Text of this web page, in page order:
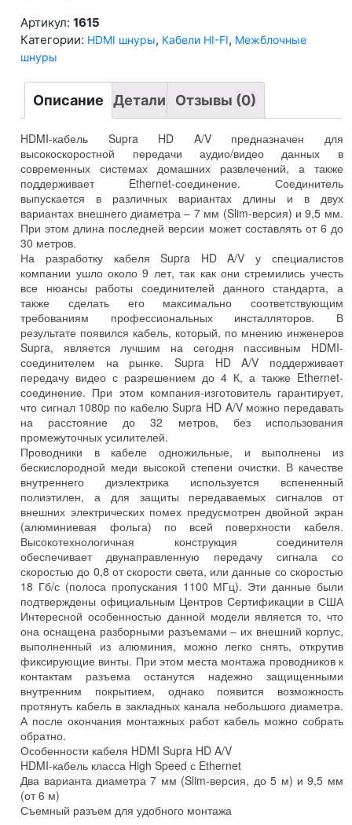
HD
A/V
10
м
Артикул:1615
Категории: HDMI шнуры, Кабели HI-FI, Межблочные
шнуры
Описание Детали Отзывы (0)
HDMI-кабель Supra HD A/V предназначен для
высокоскоростной передачи аудио/видео данных в
современных системах домашних развлечений, а также
поддерживает Ethernet-соединение. Соединитель
выпускается в различных вариантах длины и в двух
вариантах внешнего диаметра – 7 мм (Slim-версия) и 9,5 мм.
При этом длина последней версии может составлять от 6 до
30 метров.
На разработку кабеля Supra HD A/V у специалистов
компании ушло около 9 лет, так как они стремились учесть
все нюансы работы соединителей данного стандарта, а
также сделать его максимально соответствующим
требованиям профессиональных инсталляторов. В
результате появился кабель, который, по мнению инженеров
Supra, является лучшим на сегодня пассивным HDMI-
соединителем на рынке. Supra HD A/V поддерживает
передачу видео с разрешением до 4 К, а также Ethernet-
соединение. При этом компания-изготовитель гарантирует,
что сигнал 1080p по кабелю Supra HD A/V можно передавать
на расстояние до 32 метров, без использования
промежуточных усилителей.
Проводники в кабеле одножильные, и выполнены из
бескислородной меди высокой степени очистки. В качестве
внутреннего диэлектрика используется вспененный
полиэтилен, а для защиты передаваемых сигналов от
внешних электрических помех предусмотрен двойной экран
(алюминиевая фольга) по всей поверхности кабеля.
Высокотехнологичная конструкция соединителя
обеспечивает двунаправленную передачу сигнала со
скоростью до 0,8 от скорости света, или данные со скоростью
18 Гб/с (полоса пропускания 1100 МГц). Эти данные были
подтверждены официальным Центров Сертификации в США
Интересной особенностью данной модели является то, что
она оснащена разборными разъемами – их внешний корпус,
выполненный из алюминия, можно легко снять, открутив
фиксирующие винты. При этом места монтажа проводников к
контактам разъема останутся надежно защищенными
внутренним покрытием, однако появится возможность
протянуть кабель в закладных канала небольшого диаметра.
А после окончания монтажных работ кабель можно собрать
обратно.
Особенности кабеля HDMI Supra HD A/V
HDMI-кабель класса High Speed с Ethernet
Два варианта диаметра 7 мм (Slim-версия, до 5 м) и 9,5 мм
(от 6 м)
Съемный разъем для удобного монтажа